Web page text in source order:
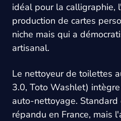
idéal pour la calligraphie,
production de cartes
niche mais qui a
artisanal.
Le nettoyeur de toilettes
3.0, Toto Washlet)
auto-nettoyage. Standard
répandu en France, mais